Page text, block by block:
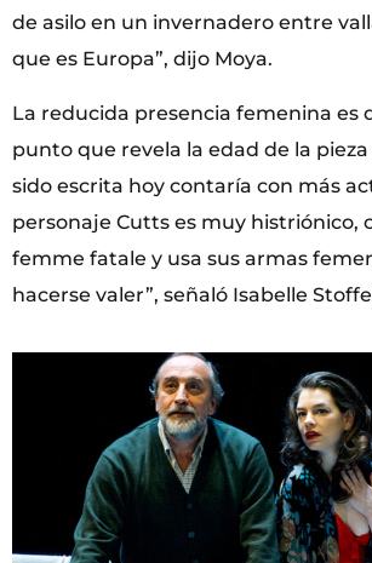
de asilo en un invernadero entre
que es Europa”, dijo Moya.
La reducida presencia femenina es
punto que revela la edad de la
sido escrita hoy contaría con más
personaje Cutts es muy histriónico,
femme fatale y usa sus armas
hacerse valer”, señaló Isabelle